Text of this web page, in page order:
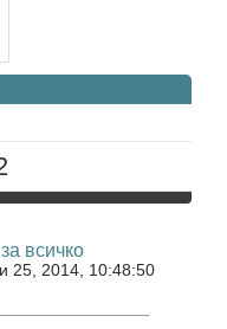
всичко
25, 2014, 10:48:50